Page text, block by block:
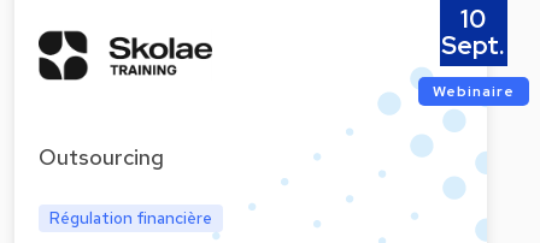
Outsourcing
Régulation financière
10
Sept.
Webinaire